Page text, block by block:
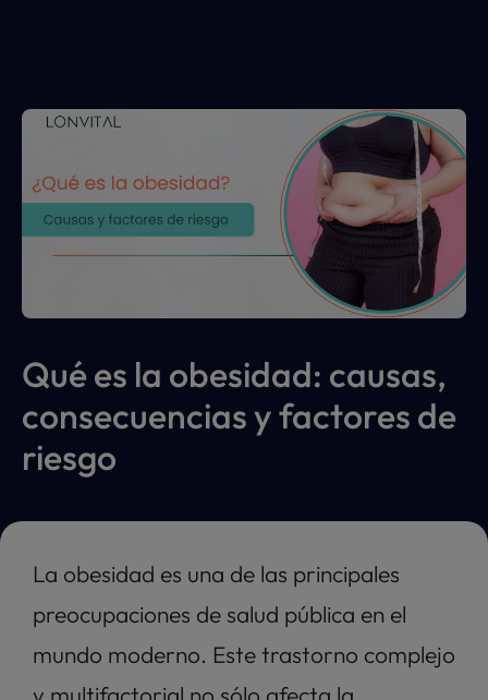
Obesidad
Qué es la obesidad: causas,
consecuencias y factores de
riesgo
La obesidad es una de las principales
preocupaciones de salud pública en el
mundo moderno. Este trastorno complejo